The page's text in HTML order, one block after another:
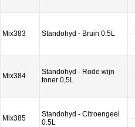
Mix383 Standohyd - Bruin 0.5L
Mix384
Standohyd - Rode wijn
toner 0,5L
Mix385
Standohyd - Citroengeel
0.5L